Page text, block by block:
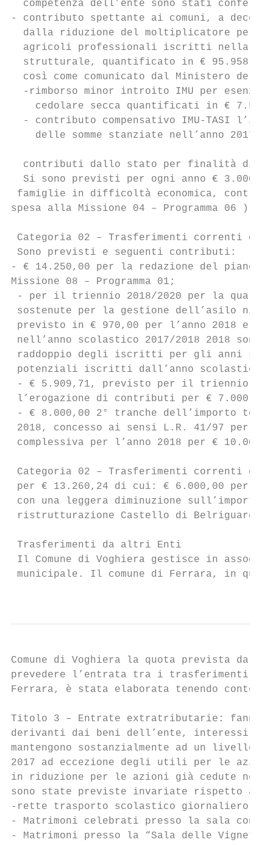
competenza dell’ente sono stati
- contributo spettante ai comuni, a
dalla riduzione del moltiplicatore per
agricoli professionali iscritti nella
strutturale, quantificato in €
così come comunicato dal Ministero
-rimborso minor introito IMU per
cedolare secca quantificati in €
- contributo compensativo IMU-TASI
delle somme stanziate nell’anno 2017,
contributi dallo stato per finalità
Si sono previsti per ogni anno €
famiglie in difficoltà economica,
spesa alla Missione 04 – Programma 06 ):
Categoria 02 – Trasferimenti correnti da
Sono previsti e seguenti contributi:
- € 14.250,00 per la redazione del piano
Missione 08 – Programma 01;
- per il triennio 2018/2020 per la
sostenute per la gestione dell’asilo
previsto in € 970,00 per l’anno 2018 e
nell’anno scolastico 2017/2018 2018
raddoppio degli iscritti per gli anni
potenziali iscritti dall’anno scolastico
- € 5.909,71, previsto per il triennio
l’erogazione di contributi per €
- € 8.000,00 2° tranche dell’importo
2018, concesso ai sensi L.R. 41/97 per
complessiva per l’anno 2018 per €
Categoria 02 – Trasferimenti correnti
per € 13.260,24 di cui: € 6.000,00 per
con una leggera diminuzione sull’importo
ristrutturazione Castello di Belriguardo,
Trasferimenti da altri Enti
Il Comune di Voghiera gestisce in
municipale. Il comune di Ferrara, in
Comune di Voghiera la quota prevista
prevedere l’entrata tra i trasferimenti. La
Ferrara, è stata elaborata tenendo
Titolo 3 – Entrate extratributarie: fanno
derivanti dai beni dell’ente, interessi
mantengono sostanzialmente ad un
2017 ad eccezione degli utili per le
in riduzione per le azioni già cedute
sono state previste invariate rispetto
-rette trasporto scolastico giornaliero
- Matrimoni celebrati presso la sala
- Matrimoni presso la “Sala delle Vigne”